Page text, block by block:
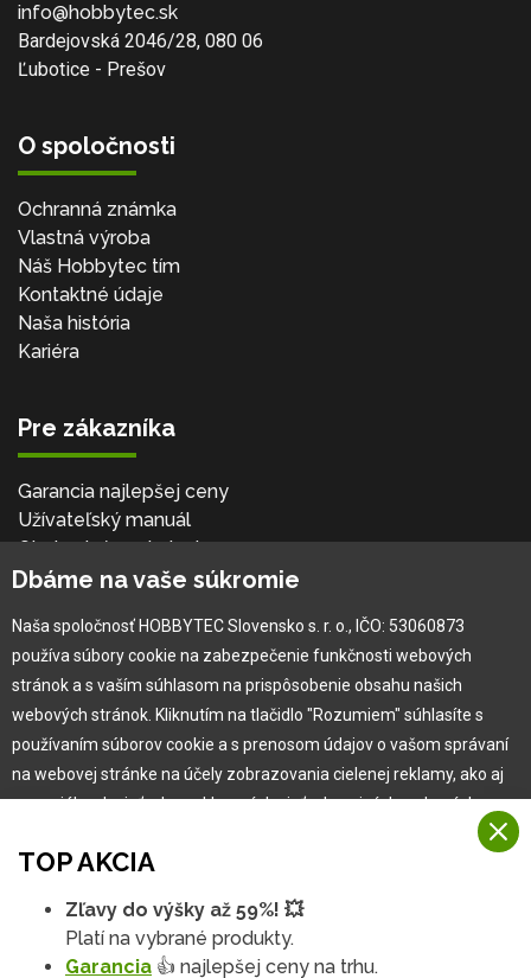
info@hobbytec.sk
Bardejovská 2046/28, 080 06
Ľubotice - Prešov
O spoločnosti
Ochranná známka
Vlastná výroba
Náš Hobbytec tím
Kontaktné údaje
Naša história
Kariéra
Pre zákazníka
Garancia najlepšej ceny
Užívateľský manuál
Obchodné podmienky
Zákazník & partner
Novinky
Copyright © 2010 -2026 HOBBYTEC
Mapa stránok ,Zmeniť nastavenia cookies
TOP AKCIA
Zľavy do výšky až 59%! 💥
Platí na vybrané produkty.
Garancia 👍 najlepšej ceny na trhu.
Dbáme na vaše súkromie
Naša spoločnosť HOBBYTEC Slovensko s. r. o., IČO: 53060873
používa súbory cookie na zabezpečenie funkčnosti webových
stránok a s vaším súhlasom na prispôsobenie obsahu našich
webových stránok. Kliknutím na tlačidlo "Rozumiem" súhlasíte s
používaním súborov cookie a s prenosom údajov o vašom správaní
na webovej stránke na účely zobrazovania cielenej reklamy, ako aj
na sociálnych sieťach a reklamných sieťach na iných webových
Viac informácií
Na našich webových stránkach používame niekoľko kategórií
Rozumiem